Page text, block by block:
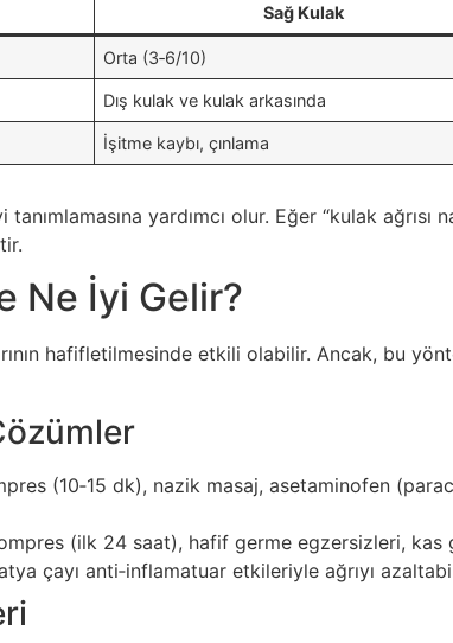
Sağ Kulak
Orta (3‑6/10)
Dış kulak ve kulak arkasında
İşitme kaybı, çınlama
yardımcı olur. Eğer “kulak ağrısı
Ne İyi Gelir?
hafifletilmesinde etkili olabilir. Ancak, bu
(10‑15 dk), nazik masaj, asetaminofen
(ilk 24 saat), hafif germe egzersizleri, kas
çayı anti‑inflamatuar etkileriyle ağrıyı